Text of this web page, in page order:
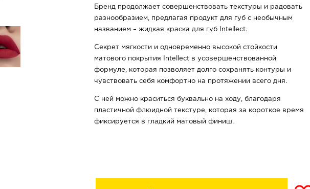
Бренд продолжает совершенствовать текстуры и радовать
разнообразием, предлагая продукт для губ с необычным
названием – жидкая краска для губ Intellect.
Секрет мягкости и одновременно высокой стойкости
матового покрытия Intellect в усовершенствованной
формуле, которая позволяет долго сохранять контуры и
чувствовать себя комфортно на протяжении всего дня.
С ней можно краситься буквально на ходу, благодаря
пластичной флюидной текстуре, которая за короткое время
фиксируется в гладкий матовый финиш.